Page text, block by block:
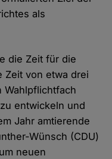
als
die Zeit für die
Zeit von etwa drei
Wahlpflichtfach
entwickeln und
Jahr amtierende
Wünsch (CDU)
neuen